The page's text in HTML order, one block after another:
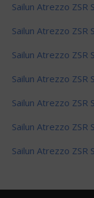
Sailun Atrezzo ZSR
Sailun Atrezzo ZSR
Sailun Atrezzo ZSR
Sailun Atrezzo ZSR
Sailun Atrezzo ZSR
Sailun Atrezzo ZSR
Sailun Atrezzo ZSR